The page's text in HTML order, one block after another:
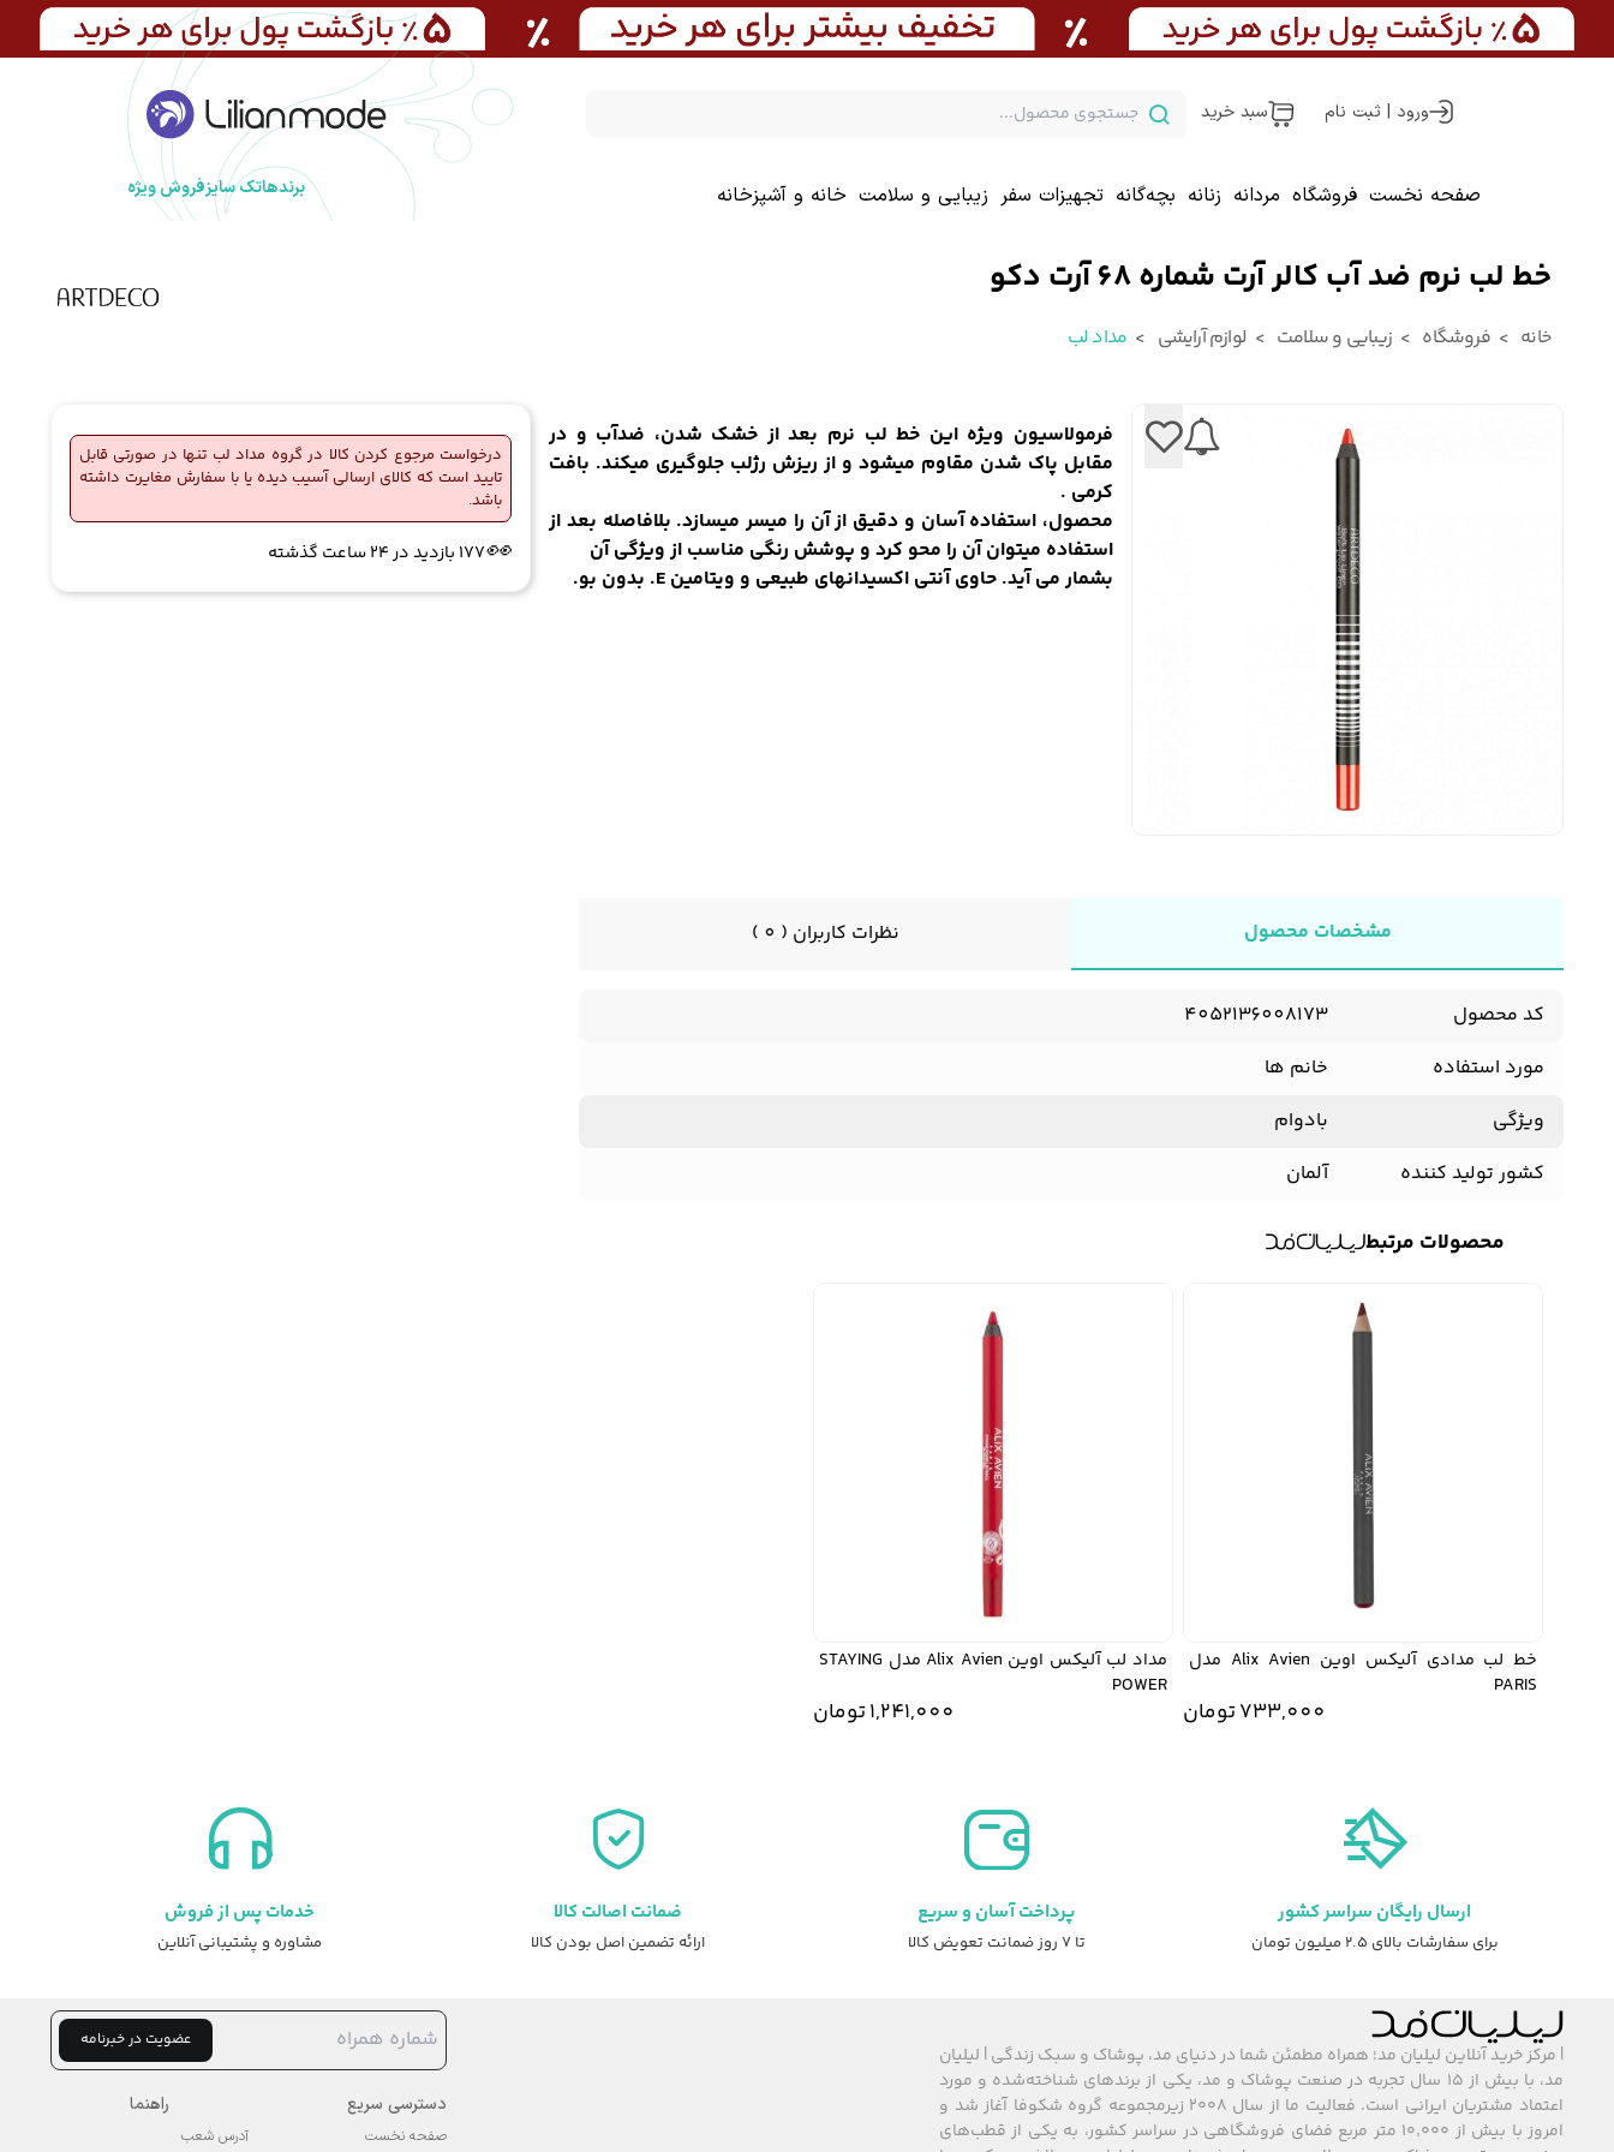
سبد خرید ورود | ثبت نام
صفحه نخست فروشگاه مردانه زنانه بچه‌گانه تجهیزات سفر زیبایی و سلامت خانه و آشپزخانه برندهاتک سایزفروش ویژه
خط لب نرم ضد آب کالر آرت شماره 68 آرت دکو
خانه فروشگاه زیبایی و سلامت لوازم آرایشی مداد لب
فرمولاسیون ویژه این خط لب نرم بعد از خشک شدن، ضدآب و در
مقابل پاک شدن مقاوم میشود و از ریزش رژلب جلوگیری میکند. بافت
کرمی .
محصول، استفاده آسان و دقیق از آن را میسر میسازد. بلافاصله بعد از
استفاده میتوان آن را محو کرد و پوشش رنگی مناسب از ویژگی آن
بشمار می آید. حاوی آنتی اکسیدانهای طبیعی و ویتامین E. بدون بو.
درخواست مرجوع کردن کالا در گروه مداد لب تنها در صورتی قابل
تایید است که کالای ارسالی آسیب دیده یا با سفارش مغایرت داشته
باشد.
🔥1 فروش در هفته گذشته
👀177 بازدید در ۲۴ ساعت گذشته
مشخصات محصول نظرات کاربران ( 0 )
کد محصول
4052136008173
مورد استفاده
خانم ها
ویژگی
بادوام
کشور تولید کننده
آلمان
محصولات مرتبط
خط لب مدادی آلیکس اوین Alix Avien مدل
PARIS
733,000تومان
مداد لب آلیکس اوین Alix Avien مدل STAYING
POWER
1,241,000تومان
ارسال رایگان سراسر کشور
برای سفارشات بالای ۲.۵ میلیون تومان
پرداخت آسان و سریع
تا ۷ روز ضمانت تعویض کالا
ضمانت اصالت کالا
ارائه تضمین اصل بودن کالا
خدمات پس از فروش
مشاوره و پشتیبانی آنلاین
| مرکز خرید آنلاین لیلیان مد؛ همراه مطمئن شما در دنیای مد، پوشاک و سبک زندگی | لیلیان
مد، با بیش از ۱۵ سال تجربه در صنعت پوشاک و مد، یکی از برندهای شناخته‌شده و مورد
اعتماد مشتریان ایرانی است. فعالیت ما از سال ۲۰۰۸ زیرمجموعه گروه شکوفا آغاز شد و
امروز با بیش از ۱۰٬۰۰۰ متر مربع فضای فروشگاهی در سراسر کشور، به یکی از قطب‌های
عضویت در خبرنامه
دسترسی سریع
صفحه نخست
راهنما
آدرس شعب